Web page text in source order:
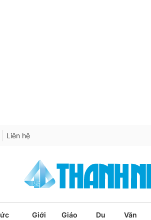
Liên hệ
Giới
Giáo
Du
Văn